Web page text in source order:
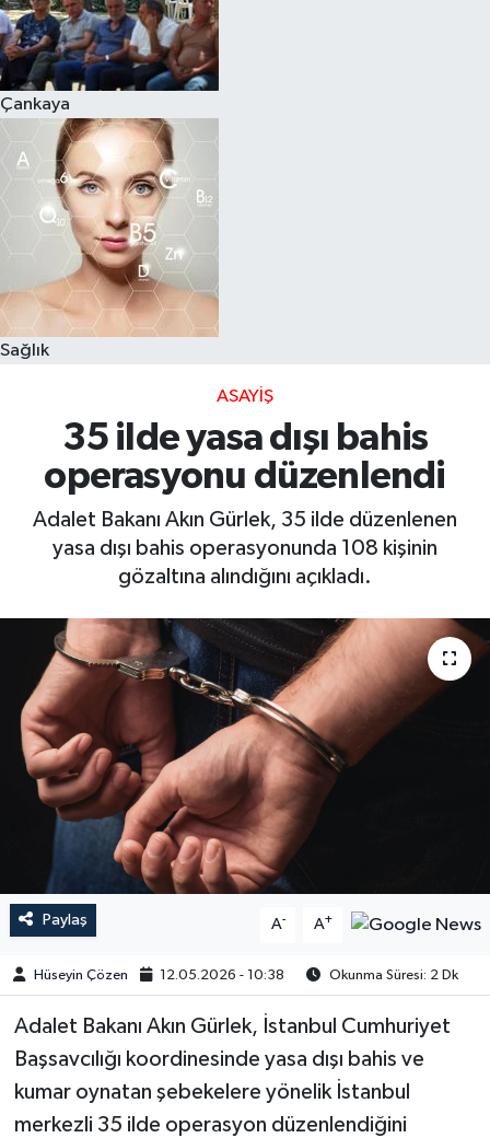
Çankaya
Sağlık
ASAYIŞ
35 ilde yasa dışı bahis
operasyonu düzenlendi
Adalet Bakanı Akın Gürlek, 35 ilde düzenlenen
yasa dışı bahis operasyonunda 108 kişinin
gözaltına alındığını açıkladı.
Paylaş A- A+
Hüseyin Çözen 12.05.2026 - 10:38 Okunma Süresi: 2 Dk
​​​​​​Adalet Bakanı Akın Gürlek, İstanbul Cumhuriyet
Başsavcılığı koordinesinde yasa dışı bahis ve
kumar oynatan şebekelere yönelik İstanbul
merkezli 35 ilde operasyon düzenlendiğini